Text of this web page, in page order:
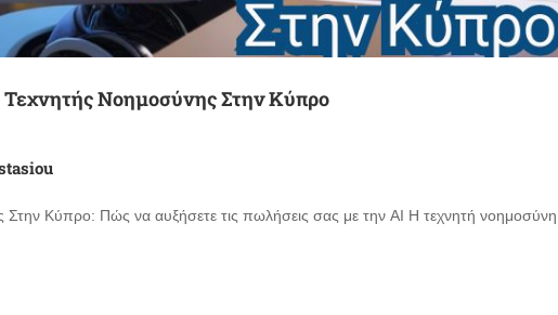
Τεχνητής Νοημοσύνης Στην Κύπρο
Στην Κύπρο: Πώς να αυξήσετε τις πωλήσεις σας με την AI Η τεχνητή